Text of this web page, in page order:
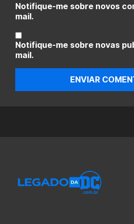
Notifique-me sobre novos
mail.
Notifique-me sobre novas
mail.
ENVIAR